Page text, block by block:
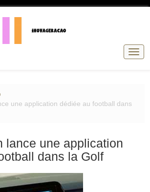
une application dédiée au football dans
lance une application
dans la Golf